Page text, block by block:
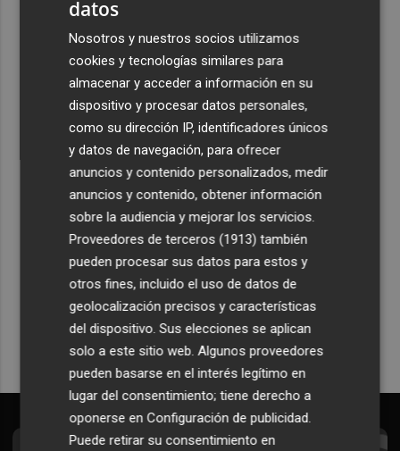
Foios se vuelca con Ferran Torres
La serie murciana protagonizada por un conejo de
peluche malhablado y gamberro que triunfa en las
redes: así es 'Yván y Lolo'
Recibe toda la actualidad de
Plaza Podcast en tu correo
Quiero suscribirme
datos
Nosotros y nuestros socios utilizamos
cookies y tecnologías similares para
almacenar y acceder a información en su
dispositivo y procesar datos personales,
como su dirección IP, identificadores únicos
y datos de navegación, para ofrecer
anuncios y contenido personalizados, medir
anuncios y contenido, obtener información
sobre la audiencia y mejorar los servicios.
Proveedores de terceros (1913) también
pueden procesar sus datos para estos y
otros fines, incluido el uso de datos de
geolocalización precisos y características
del dispositivo. Sus elecciones se aplican
solo a este sitio web. Algunos proveedores
pueden basarse en el interés legítimo en
lugar del consentimiento; tiene derecho a
oponerse enConfiguración de publicidad
Puede retirar su consentimiento en